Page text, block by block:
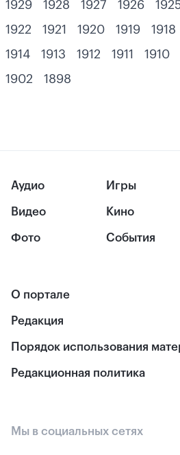
1929
1928 1927 1926
1922
1921 1920 1919 1918
1914
1913 1912 1911 1910
1902
1898
Аудио
Видео
Фото
Игры
Кино
События
О портале
Редакция
Порядок использования
Редакционная политика
Мы в социальных сетях